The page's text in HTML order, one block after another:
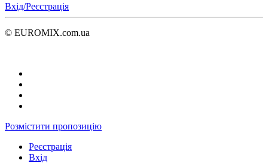
Вхід/Реєстрація
© EUROMIX.com.ua
Розмістити пропозицію
Реєстрація
Вхід